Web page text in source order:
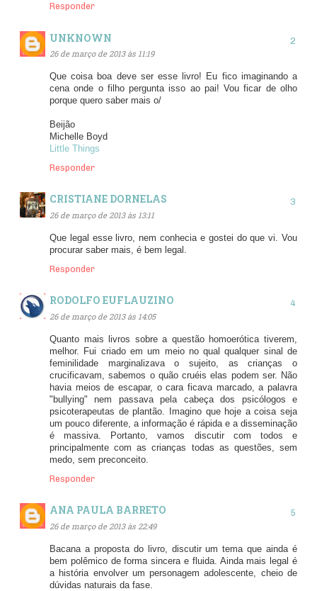
Responder
UNKNOWN
26 de março de 2013 às 11:19
Que coisa boa deve ser esse livro! Eu fico imaginando a
cena onde o filho pergunta isso ao pai! Vou ficar de olho
porque quero saber mais o/
Beijão
Michelle Boyd
Little Things
Responder
CRISTIANE DORNELAS
26 de março de 2013 às 13:11
Que legal esse livro, nem conhecia e gostei do que vi. Vou
procurar saber mais, é bem legal.
Responder
RODOLFO EUFLAUZINO
26 de março de 2013 às 14:05
Quanto mais livros sobre a questão homoerótica tiverem,
melhor. Fui criado em um meio no qual qualquer sinal de
feminilidade marginalizava o sujeito, as crianças o
crucificavam, sabemos o quão cruéis elas podem ser. Não
havia meios de escapar, o cara ficava marcado, a palavra
"bullying" nem passava pela cabeça dos psicólogos e
psicoterapeutas de plantão. Imagino que hoje a coisa seja
um pouco diferente, a informação é rápida e a disseminação
é massiva. Portanto, vamos discutir com todos e
principalmente com as crianças todas as questões, sem
medo, sem preconceito.
Responder
ANA PAULA BARRETO
26 de março de 2013 às 22:49
Bacana a proposta do livro, discutir um tema que ainda é
bem polêmico de forma sincera e fluida. Ainda mais legal é
a história envolver um personagem adolescente, cheio de
dúvidas naturais da fase.